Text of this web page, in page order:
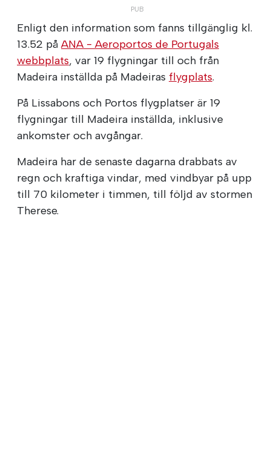
Enligt den information som fanns tillgänglig kl.
13.52 påANA - Aeroportos de Portugals
webbplats, var 19 flygningar till och från
Madeira inställda på Madeiras flygplats.
På Lissabons och Portos flygplatser är 19
flygningar till Madeira inställda, inklusive
ankomster och avgångar.
Madeira har de senaste dagarna drabbats av
regn och kraftiga vindar, med vindbyar på upp
till 70 kilometer i timmen, till följd av stormen
Therese.